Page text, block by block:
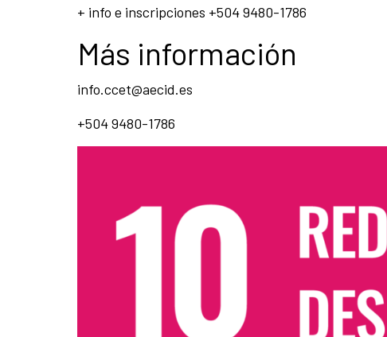
+ info e inscripciones +504 9480-1786
Más información
info.ccet@aecid.es
+504 9480-1786